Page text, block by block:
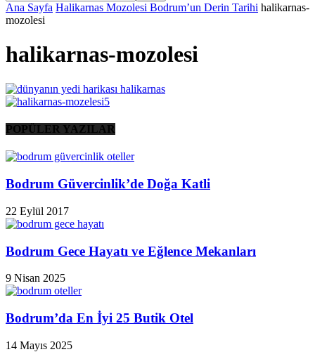
Ana Sayfa Halikarnas Mozolesi Bodrum’un Derin Tarihi halikarnas-
mozolesi
halikarnas-mozolesi
POPÜLER YAZILAR
Bodrum Güvercinlik’de Doğa Katli
22 Eylül 2017
Bodrum Gece Hayatı ve Eğlence Mekanları
9 Nisan 2025
Bodrum’da En İyi 25 Butik Otel
14 Mayıs 2025